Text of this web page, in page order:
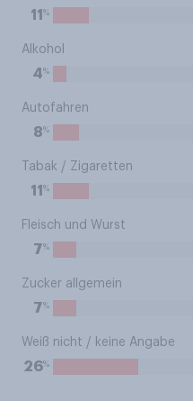
11 %
Alkohol
4%
Autofahren
8%
Tabak / Zigaretten
11 %
Fleisch und Wurst
7%
Zucker allgemein
7%
Weiß nicht / keine Angabe
26%